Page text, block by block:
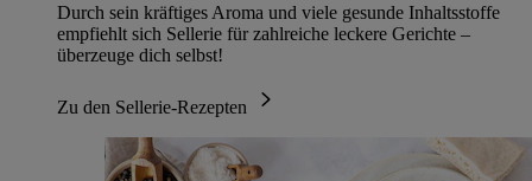
Durch sein kräftiges Aroma und viele gesunde Inhaltsstoffe
empfiehlt sich Sellerie für zahlreiche leckere Gerichte –
überzeuge dich selbst!
Zu den Sellerie-Rezepten